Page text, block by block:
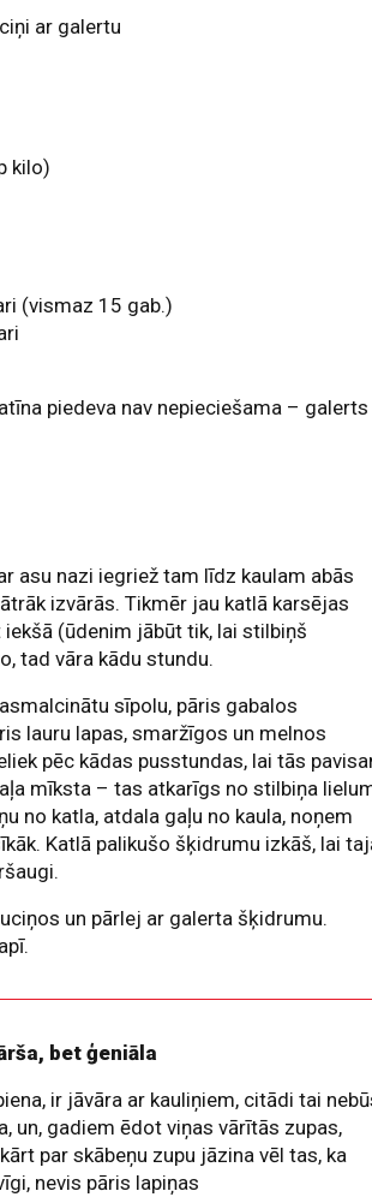
ar galertu
kilo)
(vismaz 15 gab.)
piedeva nav nepieciešama – galerts
asu nazi iegriež tam līdz kaulam abās
izvārās. Tikmēr jau katlā karsējas
(ūdenim jābūt tik, lai stilbiņš
tad vāra kādu stundu.
sīpolu, pāris gabalos
lauru lapas, smaržīgos un melnos
pēc kādas pusstundas, lai tās
mīksta – tas atkarīgs no stilbiņa
no katla, atdala gaļu no kaula, noņem
Katlā palikušo šķidrumu izkāš, lai
un pārlej ar galerta šķidrumu.
bet ģeniāla
ir jāvāra ar kauliņiem, citādi tai
un, gadiem ēdot viņas vārītās zupas,
par skābeņu zupu jāzina vēl tas, ka
nevis pāris lapiņas